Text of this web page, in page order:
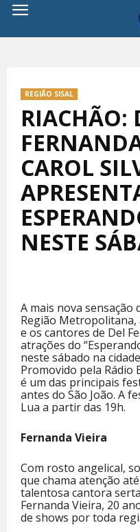
REGIÃO SISAL
RIACHÃO:
CAROL
NESTE
A mais nova sensação
Região Metropolitana,
e os cantores de Del
atrações do
neste sábado na
Promovido pela Rádio
é um das principais
antes do São João. A
Lua a partir das 19h.
Fernanda Vieira
Com rosto angelical,
que chama atenção
talentosa cantora
Fernanda Vieira, 20
de shows por toda